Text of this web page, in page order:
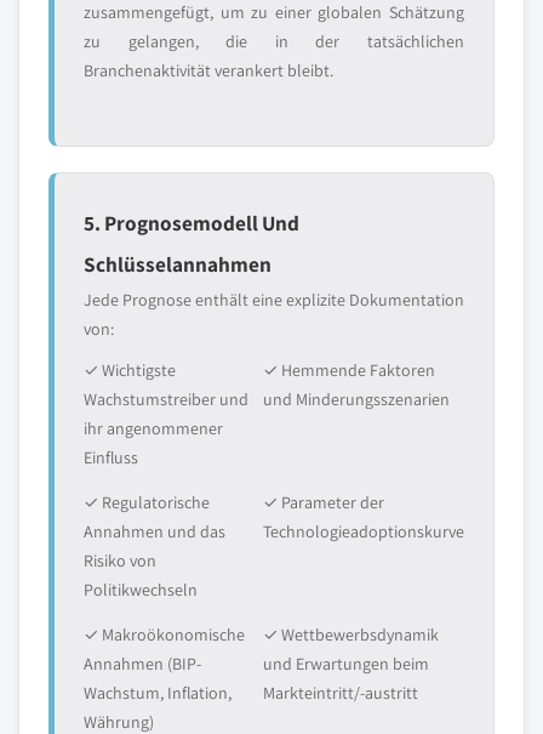
zusammengefügt, um zu einer globalen Schätzung
zu gelangen, die in der tatsächlichen
Branchenaktivität verankert bleibt.
5. Prognosemodell Und
Schlüsselannahmen
Jede Prognose enthält eine explizite Dokumentation
von:
✓ Wichtigste
Wachstumstreiber und
ihr angenommener
Einfluss
✓ Hemmende Faktoren
und Minderungsszenarien
✓ Regulatorische
Annahmen und das
Risiko von
Politikwechseln
✓ Parameter der
Technologieadoptionskurve
✓ Makroökonomische
Annahmen (BIP-
Wachstum, Inflation,
Währung)
✓ Wettbewerbsdynamik
und Erwartungen beim
Markteintritt/-austritt